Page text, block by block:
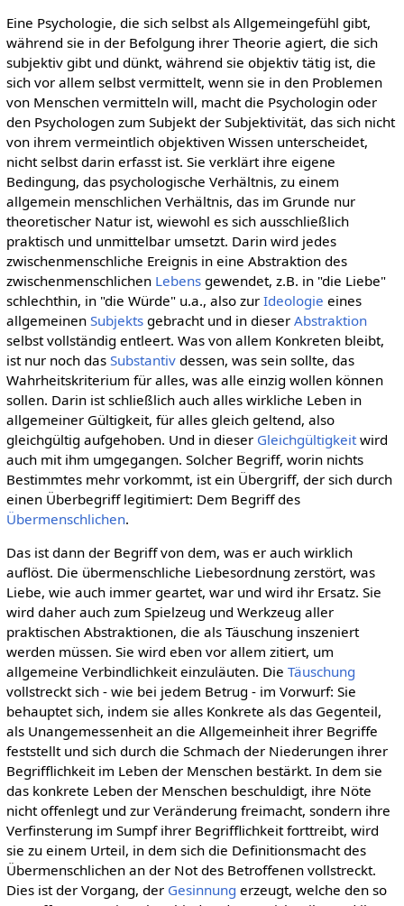
Eine Psychologie, die sich selbst als Allgemeingefühl gibt,
während sie in der Befolgung ihrer Theorie agiert, die sich
subjektiv gibt und dünkt, während sie objektiv tätig ist, die
sich vor allem selbst vermittelt, wenn sie in den Problemen
von Menschen vermitteln will, macht die Psychologin oder
den Psychologen zum Subjekt der Subjektivität, das sich nicht
von ihrem vermeintlich objektiven Wissen unterscheidet,
nicht selbst darin erfasst ist. Sie verklärt ihre eigene
Bedingung, das psychologische Verhältnis, zu einem
allgemein menschlichen Verhältnis, das im Grunde nur
theoretischer Natur ist, wiewohl es sich ausschließlich
praktisch und unmittelbar umsetzt. Darin wird jedes
zwischenmenschliche Ereignis in eine Abstraktion des
zwischenmenschlichen Lebensgewendet, z.B. in "die Liebe"
schlechthin, in "die Würde" u.a., also zur Ideologie eines
allgemeinen Subjektsgebracht und in dieser Abstraktion
selbst vollständig entleert. Was von allem Konkreten bleibt,
ist nur noch das Substantivdessen, was sein sollte, das
Wahrheitskriterium für alles, was alle einzig wollen können
sollen. Darin ist schließlich auch alles wirkliche Leben in
allgemeiner Gültigkeit, für alles gleich geltend, also
gleichgültig aufgehoben. Und in dieser Gleichgültigkeitwird
auch mit ihm umgegangen. Solcher Begriff, worin nichts
Bestimmtes mehr vorkommt, ist ein Übergriff, der sich durch
einen Überbegriff legitimiert: Dem Begriff des
Übermenschlichen.
Das ist dann der Begriff von dem, was er auch wirklich
auflöst. Die übermenschliche Liebesordnung zerstört, was
Liebe, wie auch immer geartet, war und wird ihr Ersatz. Sie
wird daher auch zum Spielzeug und Werkzeug aller
praktischen Abstraktionen, die als Täuschung inszeniert
werden müssen. Sie wird eben vor allem zitiert, um
allgemeine Verbindlichkeit einzuläuten. Die Täuschung
vollstreckt sich - wie bei jedem Betrug - im Vorwurf: Sie
behauptet sich, indem sie alles Konkrete als das Gegenteil,
als Unangemessenheit an die Allgemeinheit ihrer Begriffe
feststellt und sich durch die Schmach der Niederungen ihrer
Begrifflichkeit im Leben der Menschen bestärkt. In dem sie
das konkrete Leben der Menschen beschuldigt, ihre Nöte
nicht offenlegt und zur Veränderung freimacht, sondern ihre
Verfinsterung im Sumpf ihrer Begrifflichkeit forttreibt, wird
sie zu einem Urteil, in dem sich die Definitionsmacht des
Übermenschlichen an der Not des Betroffenen vollstreckt.
Dies ist der Vorgang, der Gesinnung erzeugt, welche den so